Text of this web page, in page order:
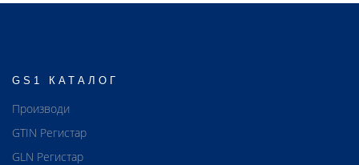
GS1 КАТАЛОГ
Производи
GTIN Регистар
GLN Регистар